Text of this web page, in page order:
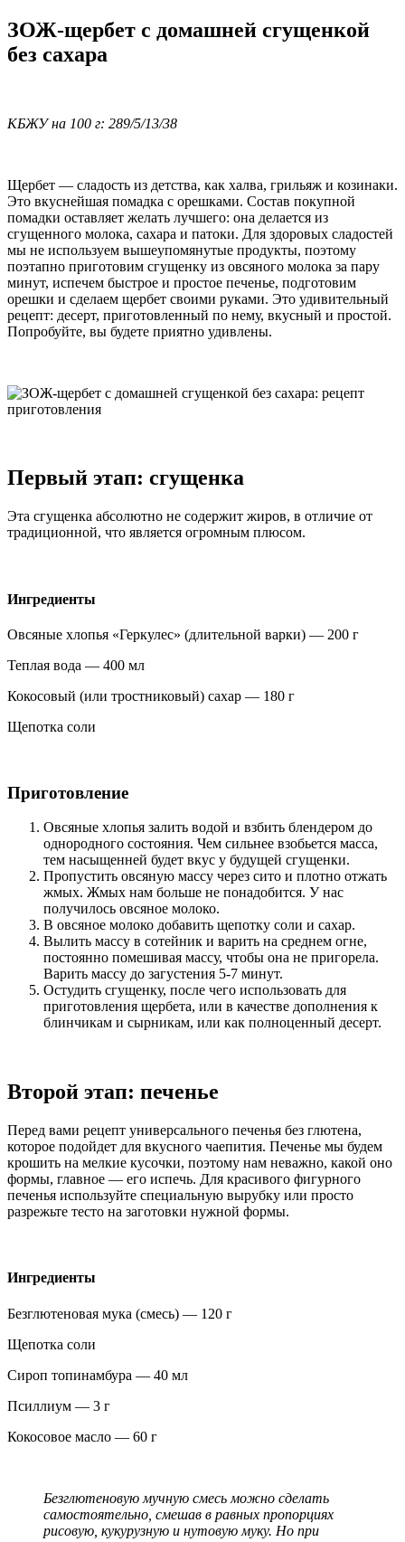
ЗОЖ-щербет с домашней сгущенкой
без сахара
КБЖУ на 100 г: 289/5/13/38
Щербет — сладость из детства, как халва, грильяж и козинаки.
Это вкуснейшая помадка с орешками. Состав покупной
помадки оставляет желать лучшего: она делается из
сгущенного молока, сахара и патоки. Для здоровых сладостей
мы не используем вышеупомянутые продукты, поэтому
поэтапно приготовим сгущенку из овсяного молока за пару
минут, испечем быстрое и простое печенье, подготовим
орешки и сделаем щербет своими руками. Это удивительный
рецепт: десерт, приготовленный по нему, вкусный и простой.
Попробуйте, вы будете приятно удивлены.
Первый этап: сгущенка
Эта сгущенка абсолютно не содержит жиров, в отличие от
традиционной, что является огромным плюсом.
Ингредиенты
Овсяные хлопья «Геркулес» (длительной варки) — 200 г
Теплая вода — 400 мл
Кокосовый (или тростниковый) сахар — 180 г
Щепотка соли
Приготовление
Овсяные хлопья залить водой и взбить блендером до
однородного состояния. Чем сильнее взобьется масса,
тем насыщенней будет вкус у будущей сгущенки.
Пропустить овсяную массу через сито и плотно отжать
жмых. Жмых нам больше не понадобится. У нас
получилось овсяное молоко.
В овсяное молоко добавить щепотку соли и сахар.
Вылить массу в сотейник и варить на среднем огне,
постоянно помешивая массу, чтобы она не пригорела.
Варить массу до загустения 5-7 минут.
Остудить сгущенку, после чего использовать для
приготовления щербета, или в качестве дополнения к
блинчикам и сырникам, или как полноценный десерт.
Второй этап: печенье
Перед вами рецепт универсального печенья без глютена,
которое подойдет для вкусного чаепития. Печенье мы будем
крошить на мелкие кусочки, поэтому нам неважно, какой оно
формы, главное — его испечь. Для красивого фигурного
печенья используйте специальную вырубку или просто
разрежьте тесто на заготовки нужной формы.
Ингредиенты
Безглютеновая мука (смесь) — 120 г
Щепотка соли
Сироп топинамбура — 40 мл
Псиллиум — 3 г
Кокосовое масло — 60 г
Безглютеновую мучную смесь можно сделать
самостоятельно, смешав в равных пропорциях
рисовую, кукурузную и нутовую муку. Но при